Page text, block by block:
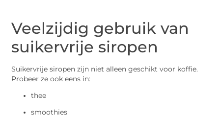
Veelzijdig gebruik van
suikervrije siropen
Suikervrije siropen zijn niet alleen geschikt voor koffie.
Probeer ze ook eens in:
thee
smoothies